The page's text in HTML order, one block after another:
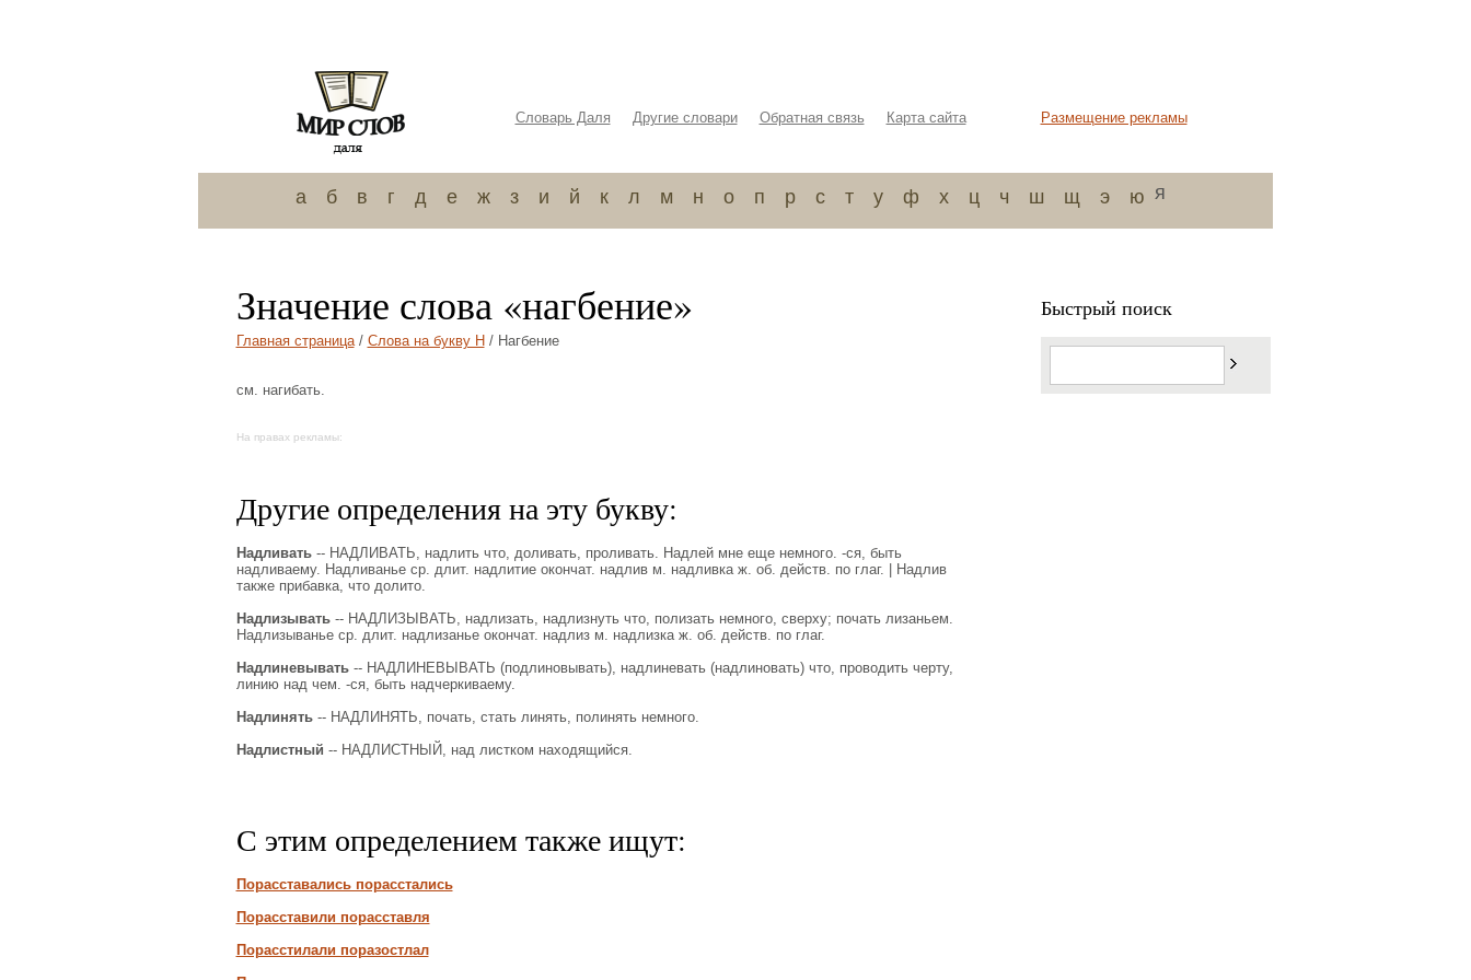
Словарь Даля Другие словари Обратная связь Карта сайта Размещение рекламы
а б в г д е ж з и й к л м н о п р с т у ф х ц ч ш щ э ю я
Значение слова «нагбение»
Главная страница/ Слова на букву Н / Нагбение
см. нагибать.
На правах рекламы:
Другие определения на эту букву:
Надливать-- НАДЛИВАТЬ, надлить что, доливать, проливать. Надлей мне еще немного. -ся, быть
надливаему. Надливанье ср. длит. надлитие окончат. надлив м. надливка ж. об. действ. по глаг. | Надлив
также прибавка, что долито.
Надлизывать-- НАДЛИЗЫВАТЬ, надлизать, надлизнуть что, полизать немного, сверху; почать лизаньем.
Надлизыванье ср. длит. надлизанье окончат. надлиз м. надлизка ж. об. действ. по глаг.
Надлиневывать-- НАДЛИНЕВЫВАТЬ (подлиновывать), надлиневать (надлиновать) что, проводить черту,
линию над чем. -ся, быть надчеркиваему.
Надлинять-- НАДЛИНЯТЬ, почать, стать линять, полинять немного.
Надлистный -- НАДЛИСТНЫЙ, над листком находящийся.
С этим определением также ищут:
Порасставались порасстались
Порасставили порасставля
Порасстилали поразостлал
Быстрый поиск